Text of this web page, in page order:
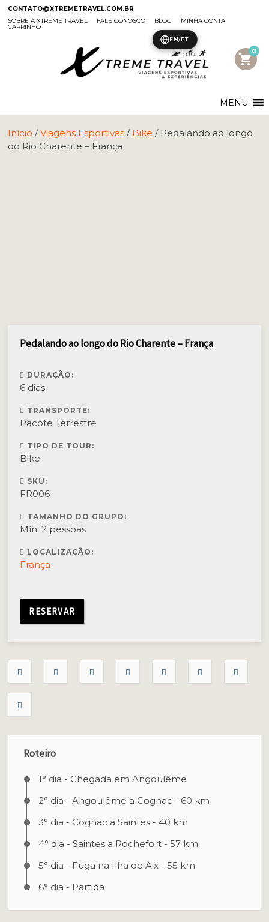
CONTATO@XTREMETRAVEL.COM.BR
SOBRE A XTREME TRAVEL
FALE CONOSCO BLOG MINHA CONTA
CARRINHO
shopping_cart
0
MENU
Início /Viagens Esportivas / Bike / Pedalando ao longo
do Rio Charente – França
Pedalando ao longo do Rio Charente – França
DURAÇÃO:
6 dias
TRANSPORTE:
Pacote Terrestre
TIPO DE TOUR:
Bike
SKU:
FR006
TAMANHO DO GRUPO:
Mín. 2 pessoas
LOCALIZAÇÃO:
França
RESERVAR
Roteiro
1° dia - Chegada em Angoulême
2° dia - Angoulême a Cognac - 60 km
3° dia - Cognac a Saintes - 40 km
4° dia - Saintes a Rochefort - 57 km
5° dia - Fuga na Ilha de Aix - 55 km
6° dia - Partida
EN/PT